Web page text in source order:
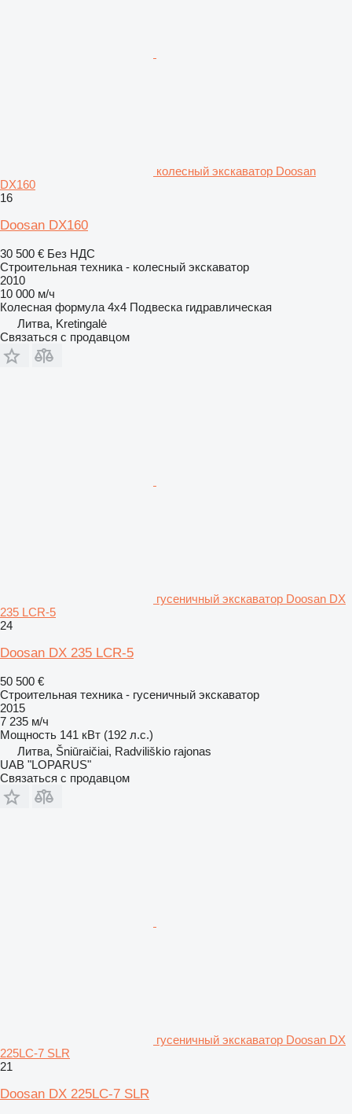
колесный экскаватор Doosan
DX160
16
Doosan DX160
30 500 € Без НДС
Строительная техника - колесный экскаватор
2010
10 000 м/ч
Колесная формула 4x4 Подвеска гидравлическая
Литва, Kretingalė
Связаться с продавцом
гусеничный экскаватор Doosan DX
235 LCR-5
24
Doosan DX 235 LCR-5
50 500 €
Строительная техника - гусеничный экскаватор
2015
7 235 м/ч
Мощность 141 кВт (192 л.с.)
Литва, Šniūraičiai, Radviliškio rajonas
UAB "LOPARUS"
Связаться с продавцом
гусеничный экскаватор Doosan DX
225LC-7 SLR
21
Doosan DX 225LC-7 SLR